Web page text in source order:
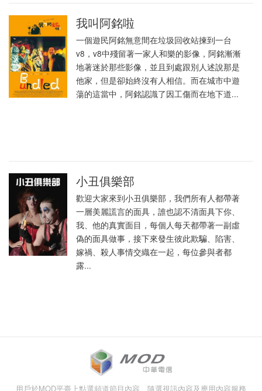
我叫阿銘啦
一個遊民阿銘無意間在垃圾回收站揀到一台
v8，v8中殘留著一家人和樂的影像，阿銘漸漸
地著迷於那些影像，並且到處跟別人述說那是
他家，但是卻始終沒有人相信。而在城市中遊
蕩的這當中，阿銘認識了因工傷而在地下道...
小丑俱樂部
歡迎大家來到小丑俱樂部，我們所有人都帶著
一層美麗謊言的面具，誰也認不清面具下你、
我、他的真實面目，每個人每天都帶著一副虛
偽的面具做事，接下來發生彼此欺騙、陷害、
嫁禍、殺人事情交織在一起，每位參與者都
露...
用戶於MOD平臺上點選頻道節目內容、隨選視訊內容及應用內容服務